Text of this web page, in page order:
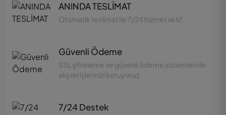
ANINDA TESLİMAT
Otomatik teslimat ile 7/24 hizmet aktif.
Güvenli Ödeme
SSL şifreleme ve güvenli ödeme sistemleri ile
alışverişlerinizi koruyoruz.
7/24 Destek